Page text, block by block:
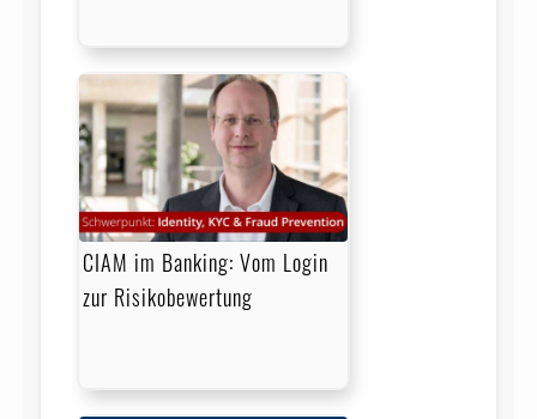
CIAM im Banking: Vom Login
zur Risikobewertung